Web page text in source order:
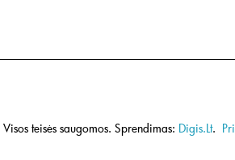
Visos teisės saugomos. Sprendimas: Digis.Lt.